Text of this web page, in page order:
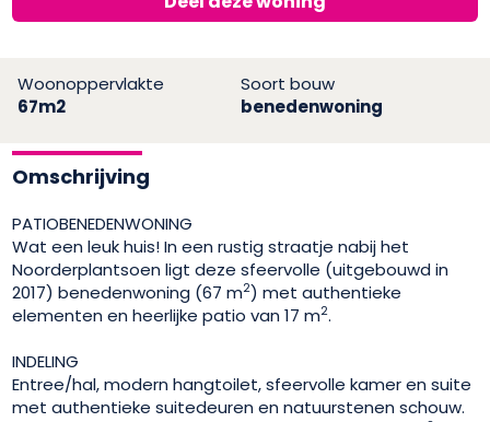
Woonoppervlakte
67m2
Soort bouw
benedenwoning
Omschrijving
PATIOBENEDENWONING
Wat een leuk huis! In een rustig straatje nabij het
Noorderplantsoen ligt deze sfeervolle (uitgebouwd in
2017) benedenwoning (67 m2) met authentieke
elementen en heerlijke patio van 17 m2.
INDELING
Entree/hal, modern hangtoilet, sfeervolle kamer en suite
met authentieke suitedeuren en natuurstenen schouw.